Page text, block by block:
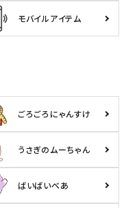
モバイルアイテム
ごろごろにゃんすけ
うさぎのムーちゃん
ばいばいべあ